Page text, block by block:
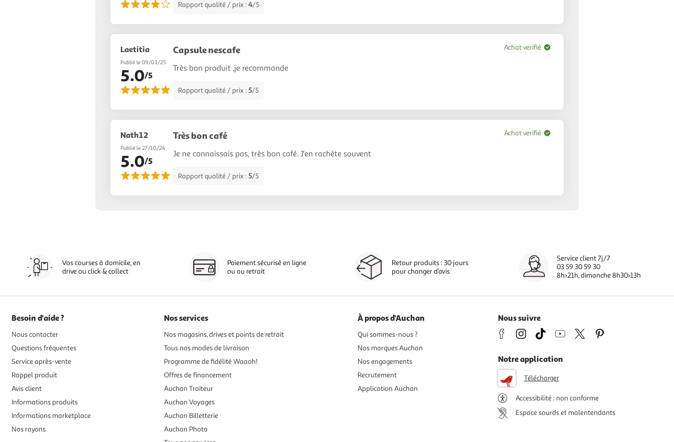
Rapport qualité / prix : 4/5
Laetitia
Publié le 09/03/25
5.0/5
Capsule nescafe
Très bon produit ,je recommande
Rapport qualité / prix : 5/5
Achat verifié
Nath12
Publié le 27/10/24
5.0/5
Très bon café
Je ne connaissais pas, très bon café. J'en rachète souvent
Rapport qualité / prix : 5/5
Achat verifié
Vos courses à domicile, en
drive ou click & collect
Paiement sécurisé en ligne
ou au retrait
Retour produits : 30 jours
pour changer d’avis
Service client 7j/7
03 59 30 59 30
8h>21h, dimanche 8h30>13h
Besoin d'aide ?
Nous contacter
Questions fréquentes
Service après-vente
Rappel produit
Avis client
Informations produits
Informations marketplace
Nos rayons
Nos services
Nos magasins, drives et points de retrait
Tous nos modes de livraison
Programme de fidélité Waaoh!
Offres de financement
Auchan Traiteur
Auchan Voyages
Auchan Billetterie
Auchan Photo
À propos d'Auchan
Qui sommes-nous ?
Nos marques Auchan
Nos engagements
Recrutement
Application Auchan
Nous suivre
Notre application
Télécharger
Accessibilité : non conforme
Espace sourds et malentendants